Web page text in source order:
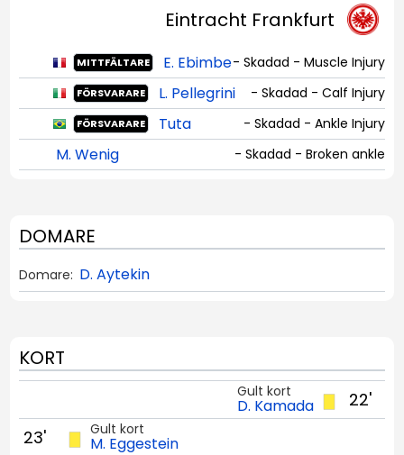
Eintracht Frankfurt
MITTFÄLTARE E. Ebimbe- Skadad - Muscle Injury
FÖRSVARARE L. Pellegrini - Skadad - Calf Injury
FÖRSVARARE Tuta - Skadad - Ankle Injury
M. Wenig - Skadad - Broken ankle
DOMARE
Domare: D. Aytekin
KORT
22'
Gult kort
D. Kamada
Gult kort
M. Eggestein
23'